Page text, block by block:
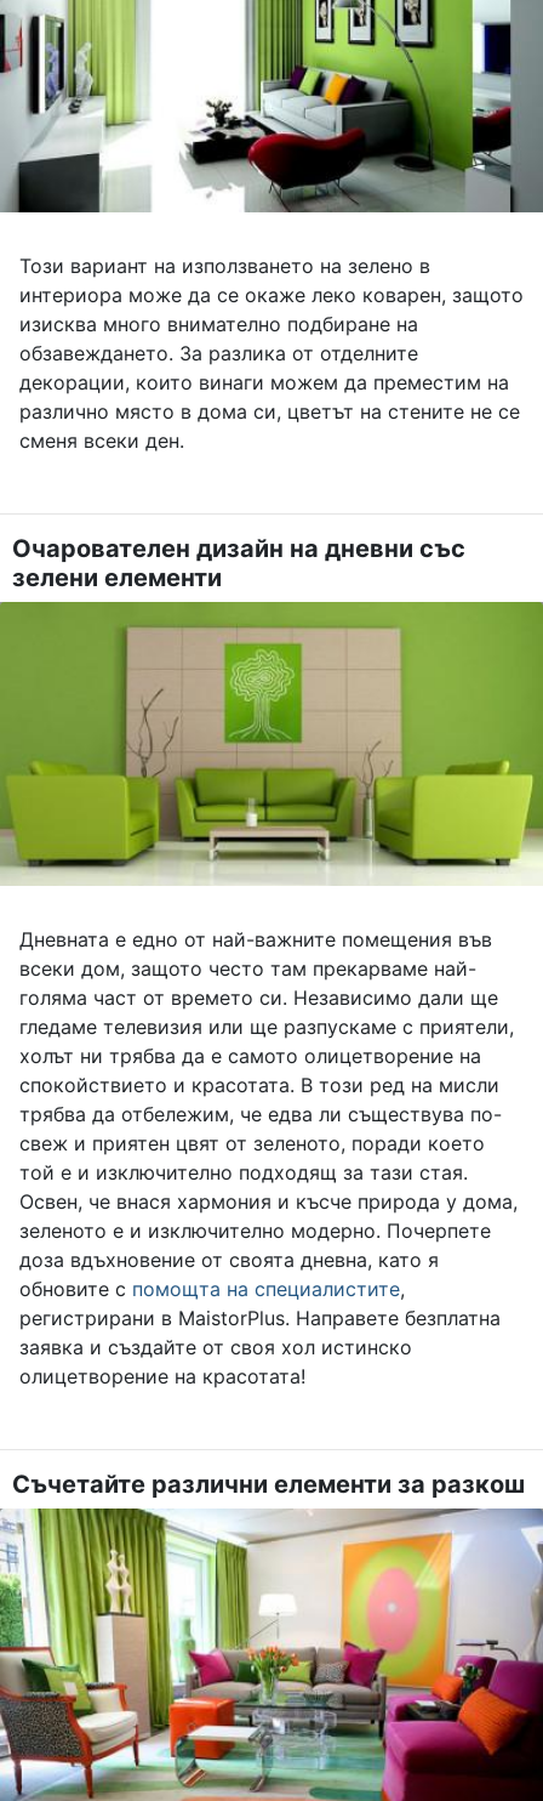
Този вариант на използването на зелено в
интериора може да се окаже леко коварен, защото
изисква много внимателно подбиране на
обзавеждането. За разлика от отделните
декорации, които винаги можем да преместим на
различно място в дома си, цветът на стените не се
сменя всеки ден.
Очарователен дизайн на дневни със
зелени елементи
Дневната е едно от най-важните помещения във
всеки дом, защото често там прекарваме най-
голяма част от времето си. Независимо дали ще
гледаме телевизия или ще разпускаме с приятели,
холът ни трябва да е самото олицетворение на
спокойствието и красотата. В този ред на мисли
трябва да отбележим, че едва ли съществува по-
свеж и приятен цвят от зеленото, поради което
той е и изключително подходящ за тази стая.
Освен, че внася хармония и късче природа у дома,
зеленото е и изключително модерно. Почерпете
доза вдъхновение от своята дневна, като я
обновите с помощта на специалистите,
регистрирани в MaistorPlus. Направете безплатна
заявка и създайте от своя хол истинско
олицетворение на красотата!
Съчетайте различни елементи за разкош